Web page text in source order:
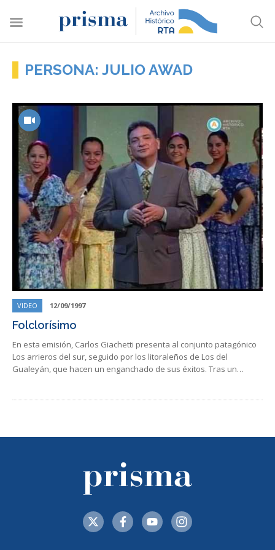
PERSONA: JULIO AWAD
VIDEO 12/09/1997
Folclorísimo
En esta emisión, Carlos Giachetti presenta al conjunto patagónico
Los arrieros del sur, seguido por los litoraleños de Los del
Gualeyán, que hacen un enganchado de sus éxitos. Tras un…